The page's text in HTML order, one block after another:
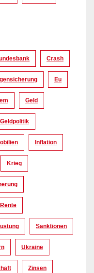
Crash
Eu
Geld
Geldpolitik
Inflation
Krieg
Rente
Sanktionen
Ukraine
Zinsen